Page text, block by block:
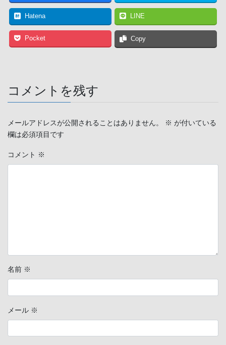
Hatena LINE
Pocket Copy
コメントを残す
メールアドレスが公開されることはありません。 ※ が付いている
欄は必須項目です
コメント ※
名前 ※
メール ※